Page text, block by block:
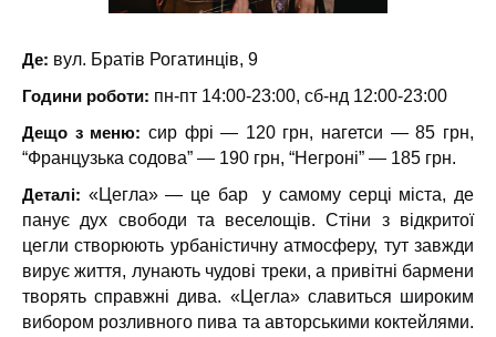
Де: вул. Братів Рогатинців, 9
Години роботи: пн-пт 14:00-23:00, сб-нд 12:00-23:00
Дещо з меню: сир фрі — 120 грн, нагетси — 85 грн,
“Французька содова” — 190 грн, “Негроні” — 185 грн.
Деталі: «Цегла» — це бар у самому серці міста, де
панує дух свободи та веселощів. Стіни з відкритої
цегли створюють урбаністичну атмосферу, тут завжди
вирує життя, лунають чудові треки, а привітні бармени
творять справжні дива. «Цегла» славиться широким
вибором розливного пива та авторськими коктейлями.